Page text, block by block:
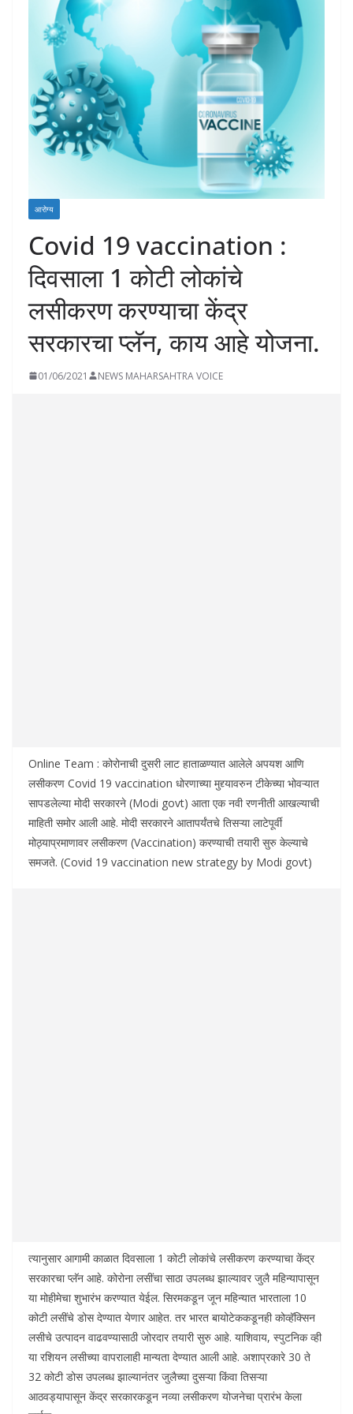
आरोग्य
Covid 19 vaccination :
दिवसाला 1 कोटी लोकांचे
लसीकरण करण्याचा केंद्र
सरकारचा प्लॅन, काय आहे योजना.
01/06/2021 NEWS MAHARSAHTRA VOICE
Online Team : कोरोनाची दुसरी लाट हाताळण्यात आलेले अपयश आणि
लसीकरण Covid 19 vaccination धोरणाच्या मुद्द्यावरुन टीकेच्या भोवऱ्यात
सापडलेल्या मोदी सरकारने (Modi govt) आता एक नवी रणनीती आखल्याची
माहिती समोर आली आहे. मोदी सरकारने आतापर्यंतचे तिसऱ्या लाटेपूर्वी
मोठ्याप्रमाणावर लसीकरण (Vaccination) करण्याची तयारी सुरु केल्याचे
समजते. (Covid 19 vaccination new strategy by Modi govt)
त्यानुसार आगामी काळात दिवसाला 1 कोटी लोकांचे लसीकरण करण्याचा केंद्र
सरकारचा प्लॅन आहे. कोरोना लसींचा साठा उपलब्ध झाल्यावर जुलै महिन्यापासून
या मोहीमेचा शुभारंभ करण्यात येईल. सिरमकडून जून महिन्यात भारताला 10
कोटी लसींचे डोस देण्यात येणार आहेत. तर भारत बायोटेककडूनही कोव्हॅक्सिन
लसीचे उत्पादन वाढवण्यासाठी जोरदार तयारी सुरु आहे. याशिवाय, स्पुटनिक व्ही
या रशियन लसीच्या वापरालाही मान्यता देण्यात आली आहे. अशाप्रकारे 30 ते
32 कोटी डोस उपलब्ध झाल्यानंतर जुलैच्या दुसऱ्या किंवा तिसऱ्या
आठवड्यापासून केंद्र सरकारकडून नव्या लसीकरण योजनेचा प्रारंभ केला